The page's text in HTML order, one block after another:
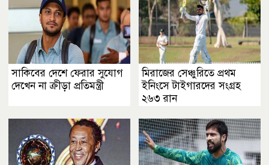
সাকিবের দেশে ফেরার সুযোগ
দেখেন না ক্রীড়া প্রতিমন্ত্রী
মিরাজের সেঞ্চুরিতে প্রথম
ইনিংসে টাইগারদের সংগ্রহ
২৬৩ রান